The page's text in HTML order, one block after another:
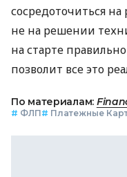
сосредоточиться на
не на решении
на старте
позволит все это
По материалам:
# ФЛП# Платежные